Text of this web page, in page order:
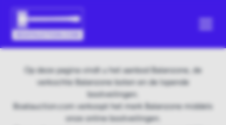
Op deze pagina vindt u het aanbod Balanzone, de
verkochte Balanzone boten en de lopende
bootveilingen.
Boatauction.com verkoopt het merk Balanzone middels
onze online bootveilingen.